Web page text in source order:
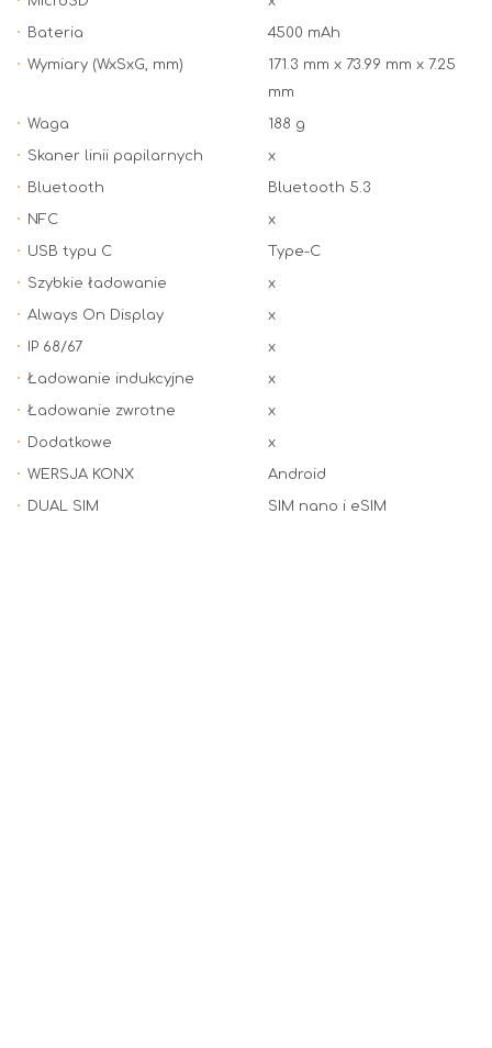
Bateria 4500 mAh
Wymiary (WxSxG, mm)
171.3 mm x 73.99 mm x 7.25
mm
Waga 188 g
Skaner linii papilarnych x
Bluetooth Bluetooth 5.3
NFC x
USB typu C Type-C
Szybkie ładowanie x
Always On Display x
IP 68/67 x
Ładowanie indukcyjne x
Ładowanie zwrotne x
Dodatkowe x
WERSJA KONX Android
DUAL SIM SIM nano i eSIM